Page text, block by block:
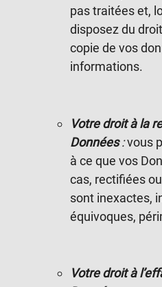
pas traitées et,
disposez du
copie de vos
informations.
Votre droit à la
Données:vous
à ce que vos
cas, rectifiées
sont inexactes,
équivoques,
Votre droit à